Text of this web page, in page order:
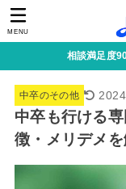
MENU
相談満足度
中卒のその他
中卒も行ける
徴・メリデメ